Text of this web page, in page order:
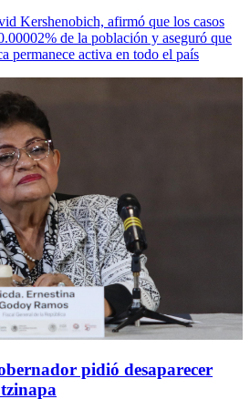
Kershenobich, afirmó que los casos
de la población y aseguró que
permanece activa en todo el país
pidió desaparecer